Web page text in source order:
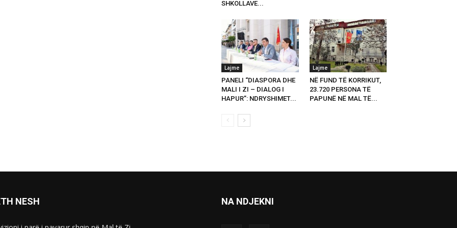
SHKOLLAVE...
Lajme
PANELI “DIASPORA DHE
MALI I ZI – DIALOG I
HAPUR”: NDRYSHIMET...
Lajme
NË FUND TË KORRIKUT,
23.720 PERSONA TË
PAPUNË NË MAL TË...
NESH NA NDJEKNI